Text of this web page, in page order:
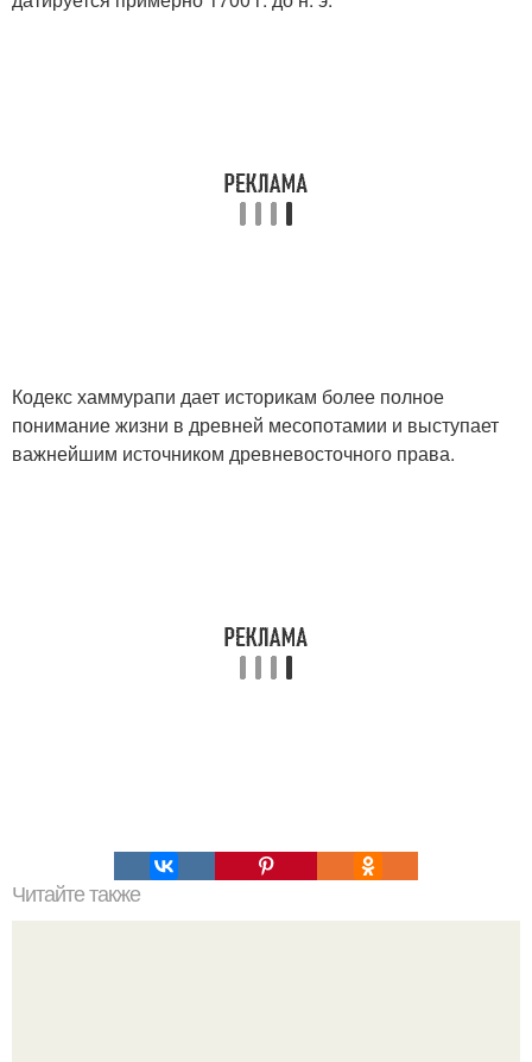
Кодекс хаммурапи дает историкам более полное
понимание жизни в древней месопотамии и выступает
важнейшим источником древневосточного права.
Читайте также